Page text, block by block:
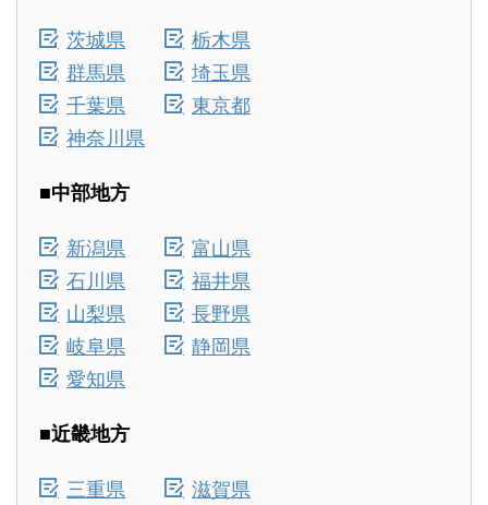
茨城県
栃木県
群馬県
埼玉県
千葉県
東京都
神奈川県
■中部地方
新潟県
富山県
石川県
福井県
山梨県
長野県
岐阜県
静岡県
愛知県
■近畿地方
三重県
滋賀県